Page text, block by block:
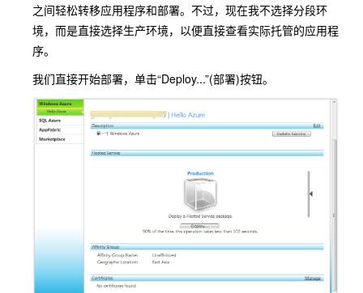
之间轻松转移应用程序和部署。不过，现在我不选择分段环
境，而是直接选择生产环境，以便直接查看实际托管的应用程
序。
我们直接开始部署，单击“Deploy...”(部署)按钮。